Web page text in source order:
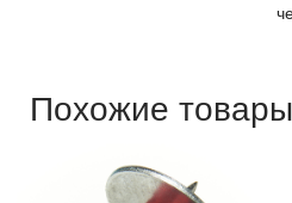
Похожие товары